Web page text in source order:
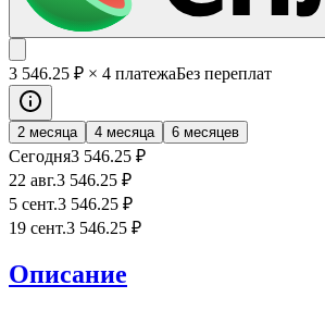
3 546.25 ₽ × 4 платежаБез переплат
2 месяца 4 месяца 6 месяцев
Сегодня3 546.25 ₽
22 авг.3 546.25 ₽
5 сент.3 546.25 ₽
19 сент.3 546.25 ₽
Описание